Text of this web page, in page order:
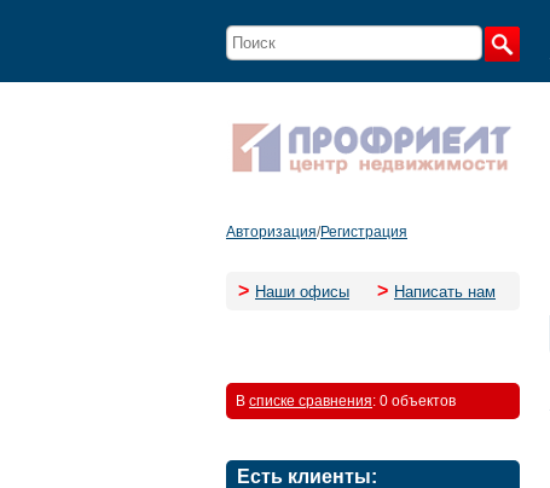
Авторизация/Регистрация
> Наши офисы > Написать нам
В списке сравнения: 0 объектов
Есть клиенты: